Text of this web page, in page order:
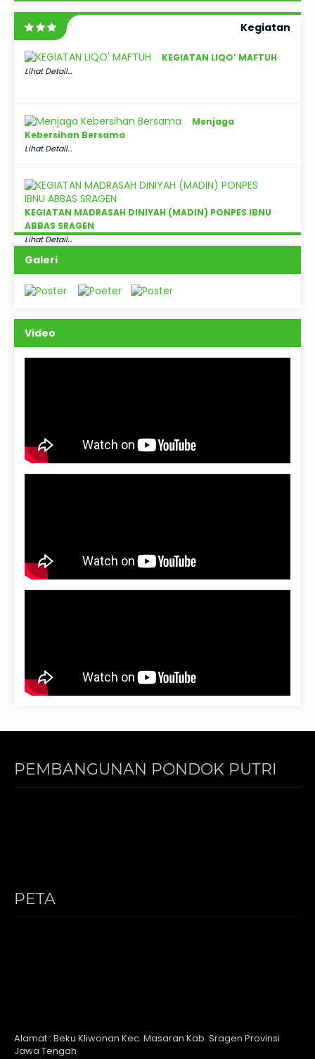
Kegiatan
KEGIATAN LIQO’ MAFTUH
Lihat Detail...
Menjaga
Kebersihan Bersama
Lihat Detail...
KEGIATAN MADRASAH DINIYAH (MADIN) PONPES IBNU
ABBAS SRAGEN
Lihat Detail...
Galeri
Video
PEMBANGUNAN PONDOK PUTRI
PETA
Alamat : Beku Kliwonan Kec. Masaran Kab. Sragen Provinsi
Jawa Tengah